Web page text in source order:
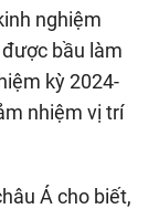
nghiệm
bầu làm
kỳ 2024-
nhiệm vị trí
Á cho biết,